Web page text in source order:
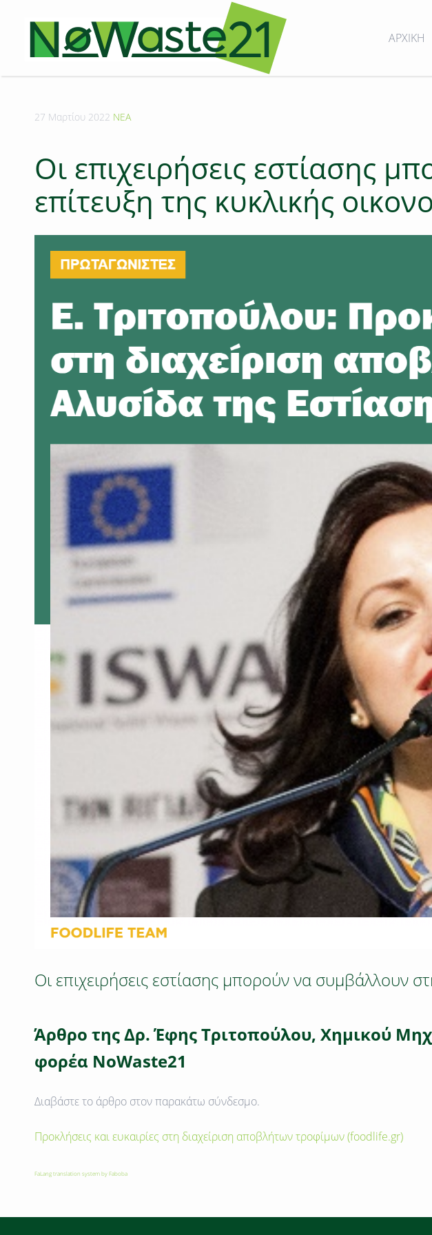
ΑΡΧΙΚΗ
27 Μαρτίου 2022 ΝΕΑ
Οι επιχειρήσεις εστίασης
επίτευξη της κυκλικής
Οι επιχειρήσεις εστίασης μπορούν να συμβάλλουν
Άρθρο της Δρ. Έφης Τριτοπούλου, Χημικού
φορέα NoWaste21
Διαβάστε το άρθρο στον παρακάτω σύνδεσμο.
Προκλήσεις και ευκαιρίες στη διαχείριση αποβλήτων τροφίμων (foodlife.gr)
FaLang translation system by Faboba